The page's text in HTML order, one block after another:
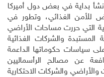
نشأ بداية في بعض دول أميركا
للأمن الغذائي، وتطور في
التي حررت مساحات الأراضي
المستبدة والشركات الغذائية
على سياسات حكوماتها الداعمة
عن مصالح الرأسماليين
والأراضي والشركات الاحتكارية